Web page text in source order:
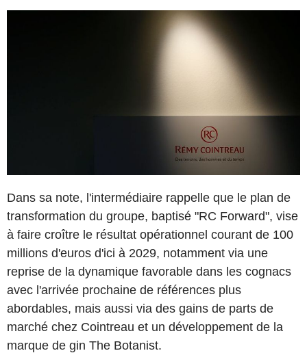
Dans sa note, l'intermédiaire rappelle que le plan de
transformation du groupe, baptisé "RC Forward", vise
à faire croître le résultat opérationnel courant de 100
millions d'euros d'ici à 2029, notamment via une
reprise de la dynamique favorable dans les cognacs
avec l'arrivée prochaine de références plus
abordables, mais aussi via des gains de parts de
marché chez Cointreau et un développement de la
marque de gin The Botanist.